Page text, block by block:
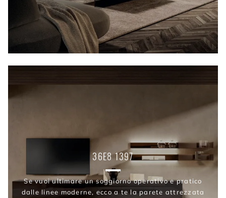
36E8 1397
Se vuoi ultimare un soggiorno operativo e pratico
dalle linee moderne, ecco a te la parete attrezzata